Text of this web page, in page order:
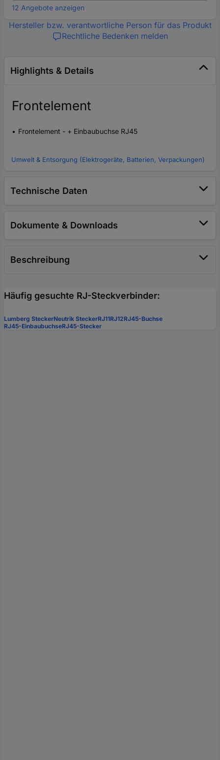
12 Angebote anzeigen
Hersteller bzw. verantwortliche Person für das Produkt
Rechtliche Bedenken melden
Highlights & Details
Frontelement
Frontelement - + Einbaubuchse RJ45
Umwelt & Entsorgung (Elektrogeräte, Batterien, Verpackungen)
Technische Daten
Dokumente & Downloads
Beschreibung
Häufig gesuchte RJ-Steckverbinder:
Lumberg SteckerNeutrik SteckerRJ11RJ12RJ45-Buchse
RJ45-EinbaubuchseRJ45-Stecker